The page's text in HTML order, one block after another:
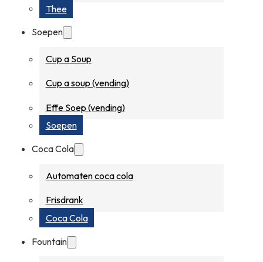
Thee
Soepen
Cup a Soup
Cup a soup (vending)
Effe Soep (vending)
Soepen
Coca Cola
Automaten coca cola
Frisdrank
Coca Cola
Fountain